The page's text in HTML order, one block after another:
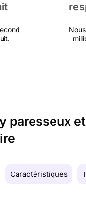
paresseux
Caractéristiques